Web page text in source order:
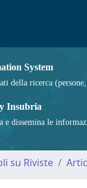
System
della ricerca
Insubria
e dissemina le
su Riviste